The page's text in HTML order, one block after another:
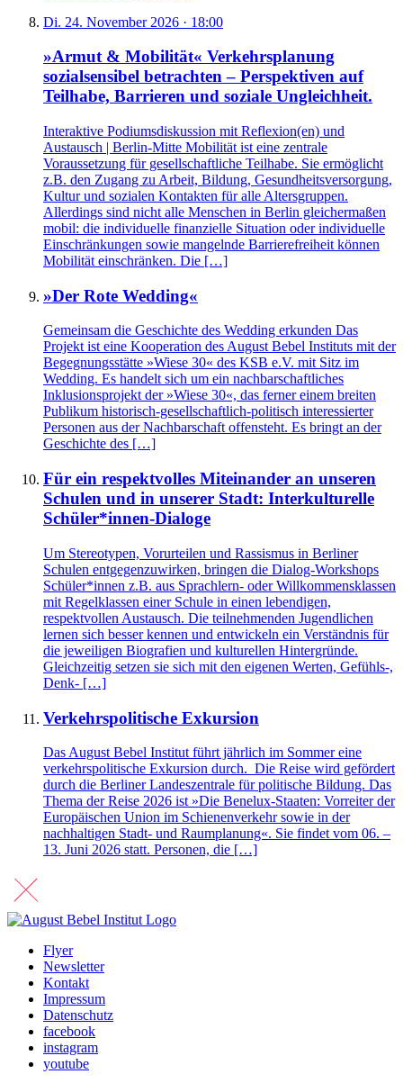
Di. 24. November 2026 · 18:00
»Armut & Mobilität« Verkehrsplanung
sozialsensibel betrachten – Perspektiven auf
Teilhabe, Barrieren und soziale Ungleichheit.
Interaktive Podiumsdiskussion mit Reflexion(en) und
Austausch | Berlin-Mitte Mobilität ist eine zentrale
Voraussetzung für gesellschaftliche Teilhabe. Sie ermöglicht
z.B. den Zugang zu Arbeit, Bildung, Gesundheitsversorgung,
Kultur und sozialen Kontakten für alle Altersgruppen.
Allerdings sind nicht alle Menschen in Berlin gleichermaßen
mobil: die individuelle finanzielle Situation oder individuelle
Einschränkungen sowie mangelnde Barrierefreiheit können
Mobilität einschränken. Die […]
»Der Rote Wedding«
Gemeinsam die Geschichte des Wedding erkunden Das
Projekt ist eine Kooperation des August Bebel Instituts mit der
Begegnungsstätte »Wiese 30« des KSB e.V. mit Sitz im
Wedding. Es handelt sich um ein nachbarschaftliches
Inklusionsprojekt der »Wiese 30«, das ferner einem breiten
Publikum historisch-gesellschaftlich-politisch interessierter
Personen aus der Nachbarschaft offensteht. Es bringt an der
Geschichte des […]
Für ein respektvolles Miteinander an unseren
Schulen und in unserer Stadt: Interkulturelle
Schüler*innen-Dialoge
Um Stereotypen, Vorurteilen und Rassismus in Berliner
Schulen entgegenzuwirken, bringen die Dialog-Workshops
Schüler*innen z.B. aus Sprachlern- oder Willkommensklassen
mit Regelklassen einer Schule in einen lebendigen,
respektvollen Austausch. Die teilnehmenden Jugendlichen
lernen sich besser kennen und entwickeln ein Verständnis für
die jeweiligen Biografien und kulturellen Hintergründe.
Gleichzeitig setzen sie sich mit den eigenen Werten, Gefühls-,
Denk- […]
Verkehrspolitische Exkursion
Das August Bebel Institut führt jährlich im Sommer eine
verkehrspolitische Exkursion durch. Die Reise wird gefördert
durch die Berliner Landeszentrale für politische Bildung. Das
Thema der Reise 2026 ist »Die Benelux-Staaten: Vorreiter der
Europäischen Union im Schienenverkehr sowie in der
nachhaltigen Stadt- und Raumplanung«. Sie findet vom 06. –
13. Juni 2026 statt. Personen, die […]
Flyer
Newsletter
Kontakt
Impressum
Datenschutz
facebook
instagram
youtube